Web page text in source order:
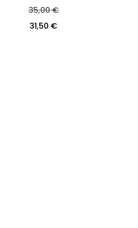
Bazinė
kaina
35,00 €
Kaina
31,50 €